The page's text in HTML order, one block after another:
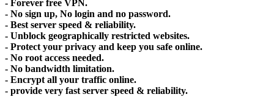
- Forever free VPN.
- No sign up, No login and no password.
- Best server speed & reliability.
- Unblock geographically restricted websites.
- Protect your privacy and keep you safe online.
- No root access needed.
- No bandwidth limitation.
- Encrypt all your traffic online.
- provide very fast server speed & reliability.